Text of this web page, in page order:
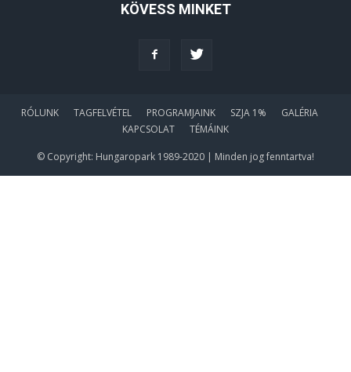
KÖVESS MINKET
RÓLUNK TAGFELVÉTEL PROGRAMJAINK SZJA 1%
GALÉRIA
KAPCSOLAT
TÉMÁINK
© Copyright: Hungaropark 1989-2020 | Minden jog fenntartva!